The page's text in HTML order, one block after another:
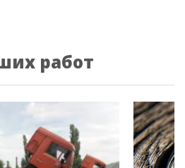
работ